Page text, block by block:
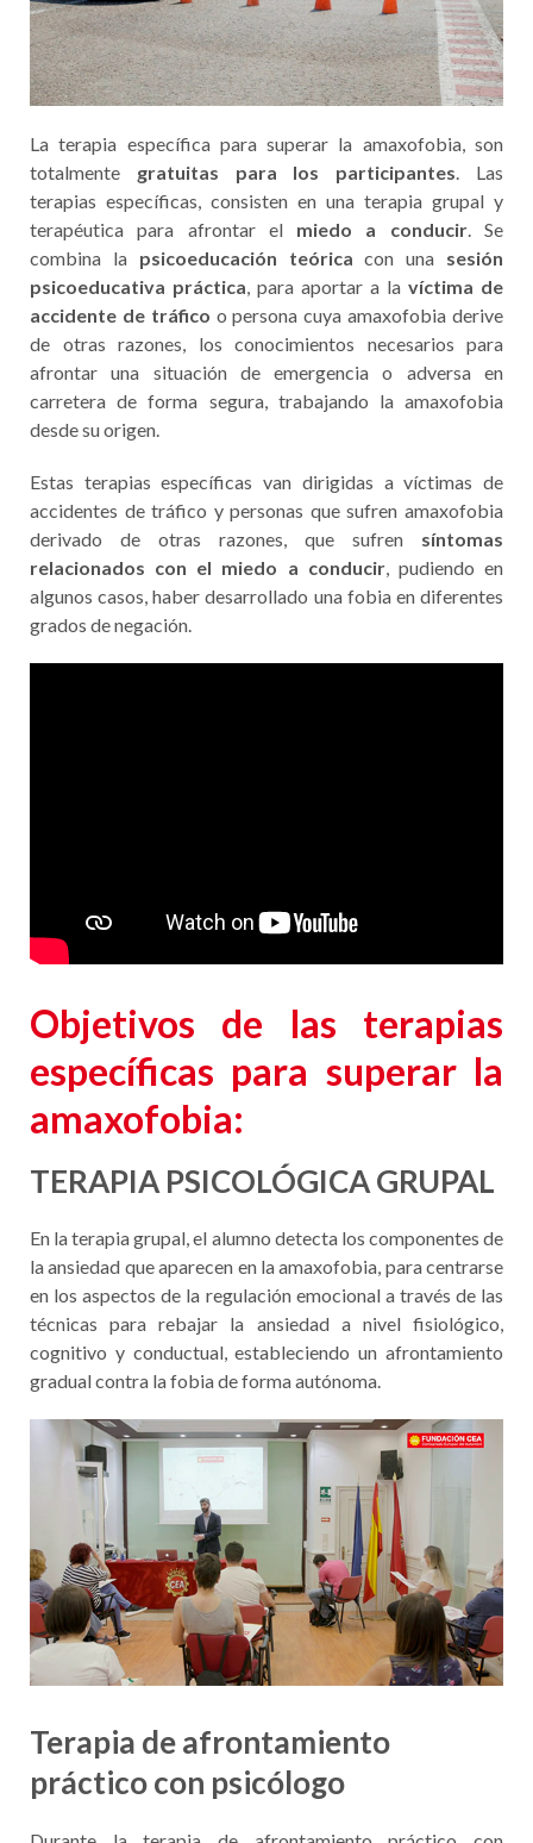
tráfico retomen la conducción desde la normalidad,
mejorando su seguridad vial y la de todos.
La terapia específica para superar la amaxofobia, son
totalmentegratuitas para los participantes
terapéutica para afrontar el miedo a conducir. Se
combina lapsicoeducación teóricacon unasesión
psicoeducativa práctica, para aportar a la
víctima de
accidente de tráficoo persona cuya amaxofobia derive
de otras razones, los conocimientos necesarios para
afrontar una situación de emergencia o adversa en
Objetivos delas terapias
específicas para superar la
amaxofobia:
TERAPIA PSICOLÓGICA GRUPAL
En la terapia grupal, el alumno detecta los componentes de
la ansiedad que aparecen en la amaxofobia, para centrarse
en los aspectos de la regulación emocional a través de las
técnicas para rebajar la ansiedad a nivel fisiológico,
cognitivo y conductual, estableciendo un afrontamiento
gradual contra la fobia de forma autónoma.